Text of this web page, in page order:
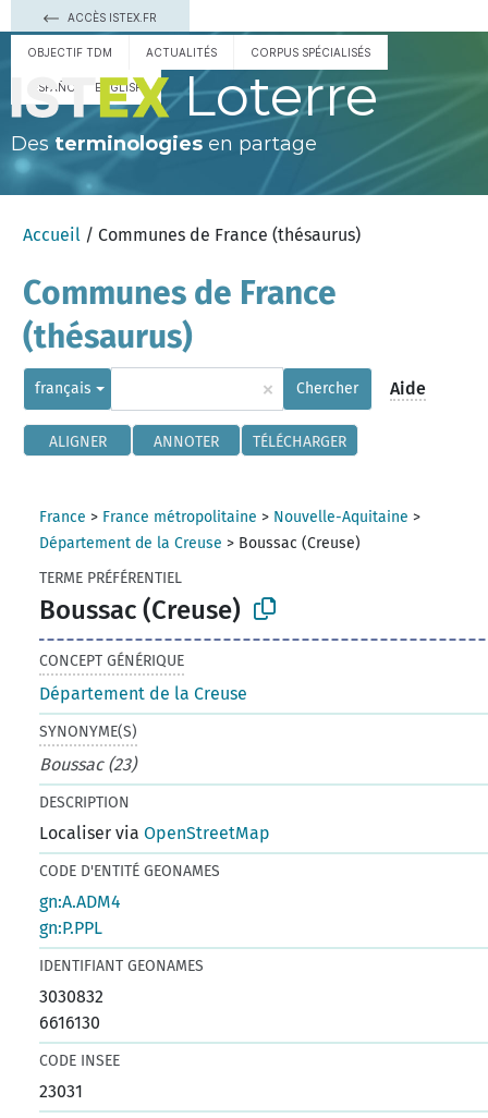
ACCÈS ISTEX.FR
OBJECTIF TDM ACTUALITÉS CORPUS SPÉCIALISÉS
ESPAÑOL ENGLISH Loterre
Des terminologies en partage
Accueil / Communes de France (thésaurus)
Communes de France
(thésaurus)
français × Chercher Aide
ALIGNER ANNOTER TÉLÉCHARGER
France > France métropolitaine > Nouvelle-Aquitaine >
Département de la Creuse > Boussac (Creuse)
TERME PRÉFÉRENTIEL
Boussac (Creuse)
CONCEPT GÉNÉRIQUE
Département de la Creuse
SYNONYME(S)
Boussac (23)
DESCRIPTION
Localiser viaOpenStreetMap
CODE D'ENTITÉ GEONAMES
gn:A.ADM4
gn:P.PPL
IDENTIFIANT GEONAMES
3030832
6616130
CODE INSEE
23031